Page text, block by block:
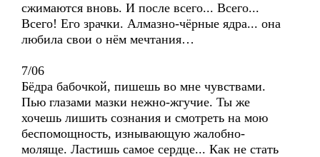
сжимаются вновь. И после всего... Всего...
Всего! Его зрачки. Алмазно-чёрные ядра... она
любила свои о нём мечтания…
7/06
Бёдра бабочкой, пишешь во мне чувствами.
Пью глазами мазки нежно-жгучие. Ты же
хочешь лишить сознания и смотреть на мою
беспомощность, изнывающую жалобно-
моляще. Ластишь самое сердце... Как не стать